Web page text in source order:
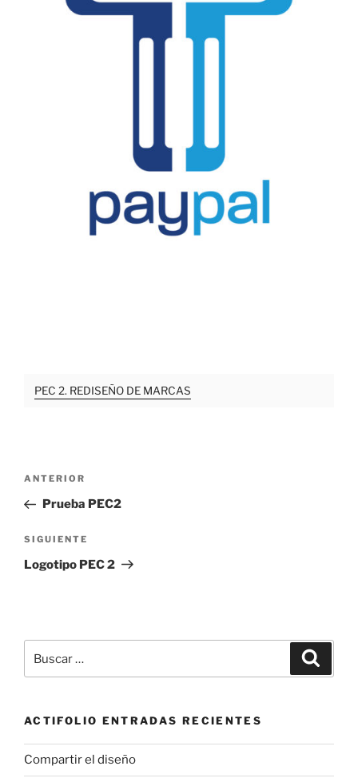
PEC 2. REDISEÑO DE MARCAS
Navegación
entradas
Entrada
anterior:
ANTERIOR
Prueba PEC2
Siguiente
entrada
SIGUIENTE
Logotipo PEC 2
por:
ACTIFOLIO ENTRADAS RECIENTES
Compartir el diseño